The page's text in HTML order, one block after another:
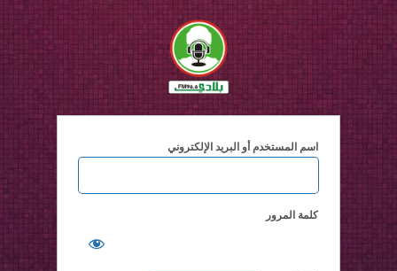
دخول
اسم المستخدم أو البريد الإلكتروني
كلمة المرور